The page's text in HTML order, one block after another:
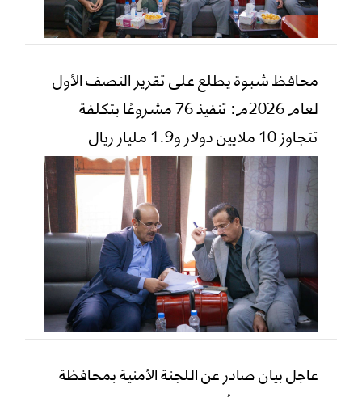
محافظ شبوة يطلع على تقرير النصف الأول
لعام 2026م: تنفيذ 76 مشروعًا بتكلفة
تتجاوز 10 ملايين دولار و1.9 مليار ريال
عاجل بيان صادر عن اللجنة الأمنية بمحافظة